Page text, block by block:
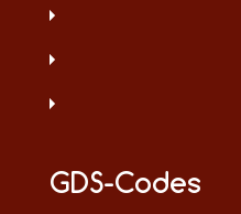
GDS-Codes